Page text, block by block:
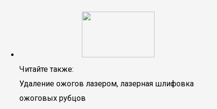
Читайте также:
Удаление ожогов лазером, лазерная шлифовка
ожоговых рубцов